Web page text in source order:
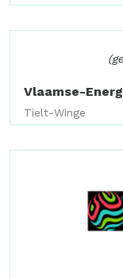
Vlaamse-
Tielt-Winge